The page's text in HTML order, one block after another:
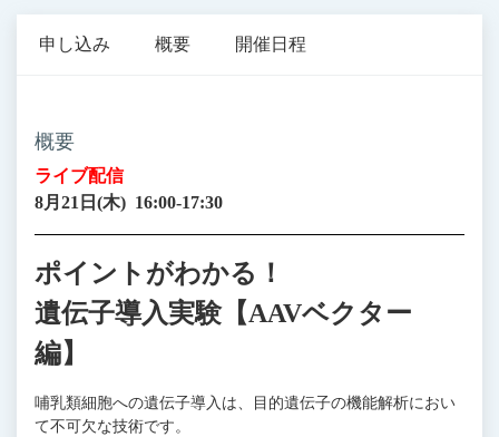
申し込み 概要 開催日程
概要
ライブ配信
8月21日(木) 16:00-17:30
ポイントがわかる！
遺伝子導入実験【AAVベクター
編】
哺乳類細胞への遺伝子導入は、目的遺伝子の機能解析におい
て不可欠な技術です。